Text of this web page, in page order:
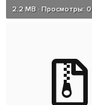
2.2 MB · Просмотры: 0